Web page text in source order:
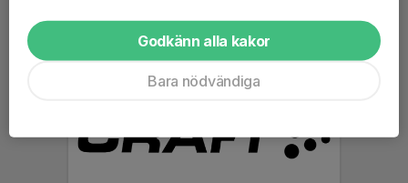
Godkänn alla kakor
Bara nödvändiga